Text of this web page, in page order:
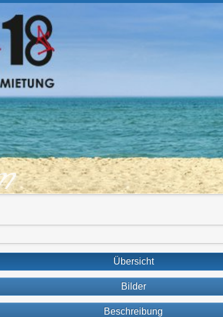
Übersicht
Bilder
Beschreibung